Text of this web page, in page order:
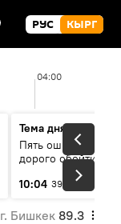
РУС КЫРГ
04:00
Тема дня
Пять ошибок
дорого обойтись
10:04 39 мин
г. Бишкек 89.3